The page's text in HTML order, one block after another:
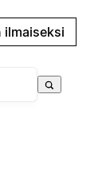
ilmaiseksi